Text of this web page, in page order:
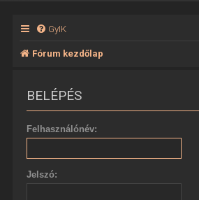
GyIK
Fórum kezdőlap
BELÉPÉS
Felhasználónév:
Jelszó: